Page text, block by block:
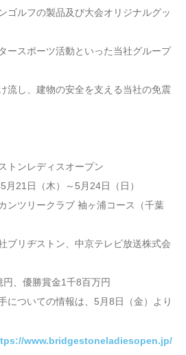
ゴルフの製品及び大会オリジナルグッ
ースポーツ活動といった当社グループ
流し、建物の安全を支える当社の免震
ンレディスオープン
月21日（木）～5月24日（日）
ンツリークラブ 袖ヶ浦コース（千葉
リヂストン、中京テレビ放送株式会
、優勝賞金1千8百万円
についての情報は、5月8日（金）より
www.bridgestoneladiesopen.jp/